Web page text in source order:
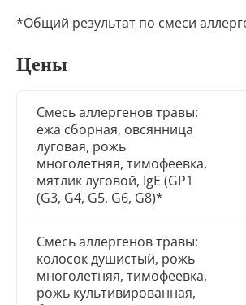
*Общий результат по смеси
Цены
Смесь аллергенов травы:
ежа сборная, овсянница
луговая, рожь
многолетняя, тимофеевка,
мятлик луговой, IgE (GP1
(G3, G4, G5, G6, G8)*
Смесь аллергенов травы:
колосок душистый, рожь
многолетняя, тимофеевка,
рожь культивированная,